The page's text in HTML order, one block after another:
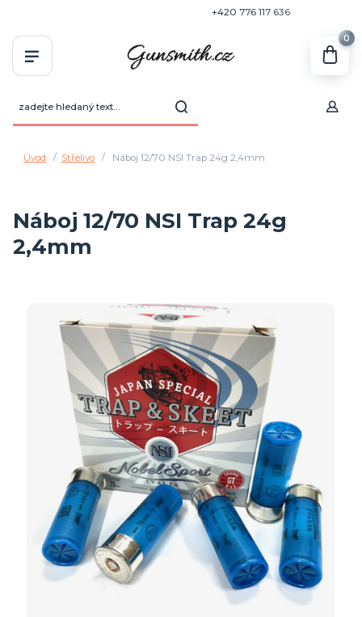
+420 776 117 636
0
Úvod Střelivo Náboj 12/70 NSI Trap 24g 2,4mm
Náboj 12/70 NSI Trap 24g
2,4mm